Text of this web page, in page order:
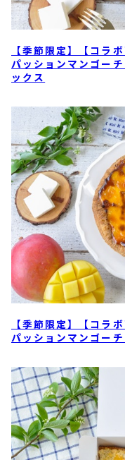
【季節限定】【コラボ
パッションマンゴー
ックス
【季節限定】【コラボ
パッションマンゴー